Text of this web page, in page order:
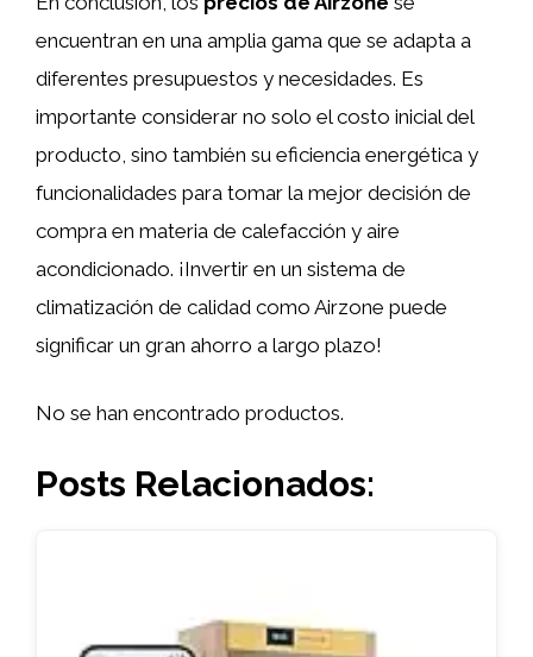
encuentran en una amplia gama que se adapta a
diferentes presupuestos y necesidades. Es
importante considerar no solo el costo inicial del
producto, sino también su eficiencia energética y
funcionalidades para tomar la mejor decisión de
compra en materia de calefacción y aire
acondicionado. ¡Invertir en un sistema de
climatización de calidad como Airzone puede
significar un gran ahorro a largo plazo!
No se han encontrado productos.
Posts Relacionados: